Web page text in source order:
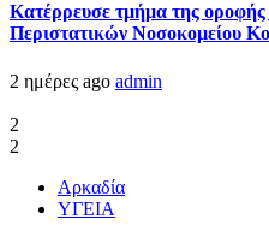
Kατέρρευσε τμήμα της
Περιστατικών Νοσοκομείου
2 ημέρες ago admin
2
2
Αρκαδία
ΥΓΕΙΑ